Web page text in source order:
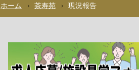
ホーム 茶寿苑 現況報告